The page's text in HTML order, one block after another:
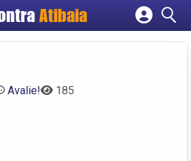
Atibaia
Cadastrar empresa
Avalie! 185